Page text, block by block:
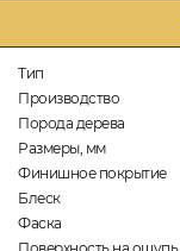
Тип
Производство
Порода дерева
Размеры, мм
Финишное покрытие
Блеск
Фаска